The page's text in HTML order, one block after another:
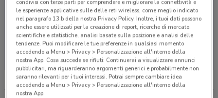
Non ci sono negozi nelle vicinanze
condivisi con terze parti per comprendere e migliorare la connettività e
le esperienze applicative sulle delle reti wireless, come meglio indicato
nel paragrafo 13.b della nostra Privacy Policy. Inoltre, i tuoi dati possono
anche essere utilizzati per la creazione di report, ricerche di mercato,
scientifiche e statistiche, analisi basate sulla posizione e analisi delle
tendenze. Puoi modificare le tue preferenze in qualsiasi momento
accedendo a Menu > Privacy > Personalizzazione all'interno della
nostra App. Cosa succede se rifiuti: Continuerai a visualizzare annunci
pubblicitari, ma riguarderanno argomenti generici e probabilmente non
saranno rilevanti per i tuoi interessi. Potrai sempre cambiare idea
accedendo a Menu > Privacy > Personalizzazione all'interno della
nostra App.